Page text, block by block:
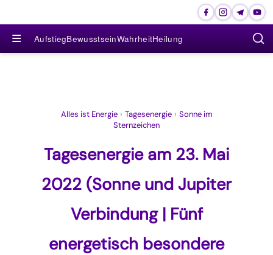
≡ AufstiegBewusstseinWahrheitHeilung
Alles ist Energie › Tagesenergie › Sonne im
Sternzeichen
Tagesenergie am 23. Mai
2022 (Sonne und Jupiter
Verbindung | Fünf
energetisch besondere